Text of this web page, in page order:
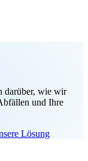
darüber, wie wir
und Ihre
Lösung